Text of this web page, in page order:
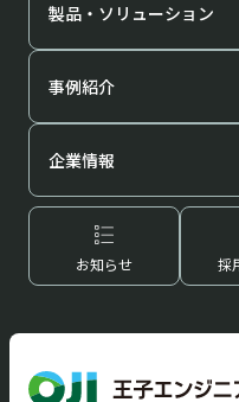
法令に基づき提
公衆衛生の向上
のために特に必
意を得ることが困
の同意を得るこ
製品・ソリューション
事例紹介
企業情報
お知らせ 採